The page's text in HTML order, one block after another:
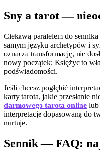
Sny a tarot —
Ciekawą paralelem do
samym języku archetypów i
oznacza transformację, nie
nowy początek; Księżyc to
podświadomości.
Jeśli chcesz pogłębić
karty tarota, jakie przesłanie
darmowego tarota online lub
interpretację dopasowaną do
nurtuje.
Sennik — FAQ: